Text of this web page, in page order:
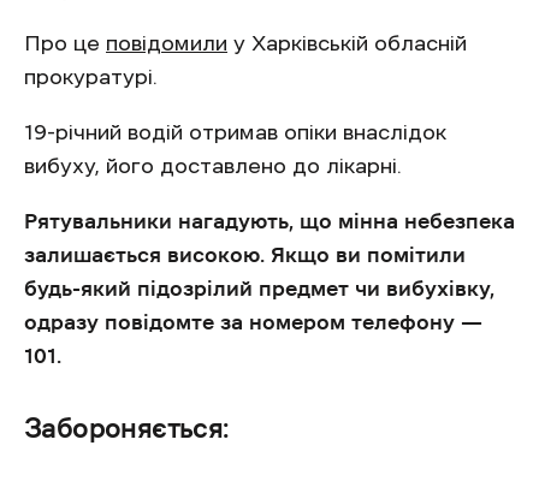
Про це повідомили у Харківській обласній
прокуратурі.
19-річний водій отримав опіки внаслідок
вибуху, його доставлено до лікарні.
Рятувальники нагадують, що мінна небезпека
залишається високою. Якщо ви помітили
будь-який підозрілий предмет чи вибухівку,
одразу повідомте за номером телефону —
101.
Забороняється: